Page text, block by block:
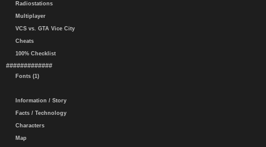
Radiostations
Multiplayer
VCS vs. GTA Vice City
Cheats
100% Checklist
#############
Fonts (1)
Information / Story
Facts / Technology
Characters
Map